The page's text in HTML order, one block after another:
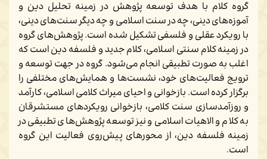
گروه کلام با هدف توسعه پژوهش در زمینه تحلیل دین و
آموزه‌های دینی، چه در سنت اسلامی و چه دیگر سنت‌های دینی،
با رویکرد عقلی و فلسفی تشکیل شده است. پژوهش‌های گروه
در زمینه کلام سنتی اسلامی، کلام جدید و فلسفه دین است که
اغلب به صورت تطبیقی انجام می‌شود. گروه در جهت توسعه و
ترویج فعالیت‌های خود، نشست‌ها و همایش‌های مختلفی را
برگزار کرده است. بازخوانی و احیای میراث کلامی اسلامی، کارآمد
و روزآمدسازی سنت کلامی، بازخوانی رویکردهای مستشرقان
به کلام و الاهیات اسلامی و نیز توسعه پژوهش‌های تطبیقی در
زمینه فلسفه دین، از محورهای پیش‌روی فعالیت این گروه
است.